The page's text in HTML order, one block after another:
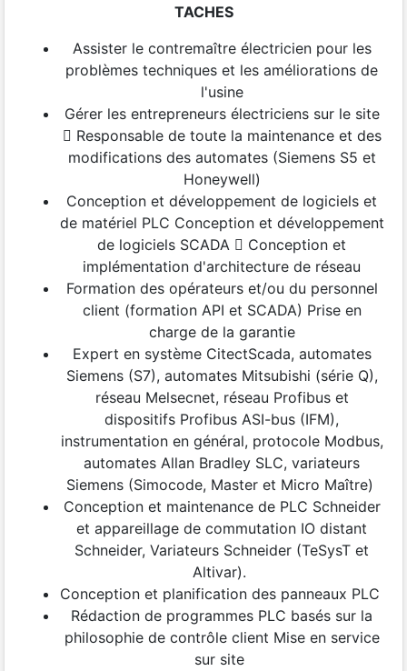
TACHES
Assister le contremaître électricien pour les
problèmes techniques et les améliorations de
l'usine
Gérer les entrepreneurs électriciens sur le site
 Responsable de toute la maintenance et des
modifications des automates (Siemens S5 et
Honeywell)
Conception et développement de logiciels et
de matériel PLC Conception et développement
de logiciels SCADA  Conception et
implémentation d'architecture de réseau
Formation des opérateurs et/ou du personnel
client (formation API et SCADA) Prise en
charge de la garantie
Expert en système CitectScada, automates
Siemens (S7), automates Mitsubishi (série Q),
réseau Melsecnet, réseau Profibus et
dispositifs Profibus ASI-bus (IFM),
instrumentation en général, protocole Modbus,
automates Allan Bradley SLC, variateurs
Siemens (Simocode, Master et Micro Maître)
Conception et maintenance de PLC Schneider
et appareillage de commutation IO distant
Schneider, Variateurs Schneider (TeSysT et
Altivar).
Conception et planification des panneaux PLC
Rédaction de programmes PLC basés sur la
philosophie de contrôle client Mise en service
sur site